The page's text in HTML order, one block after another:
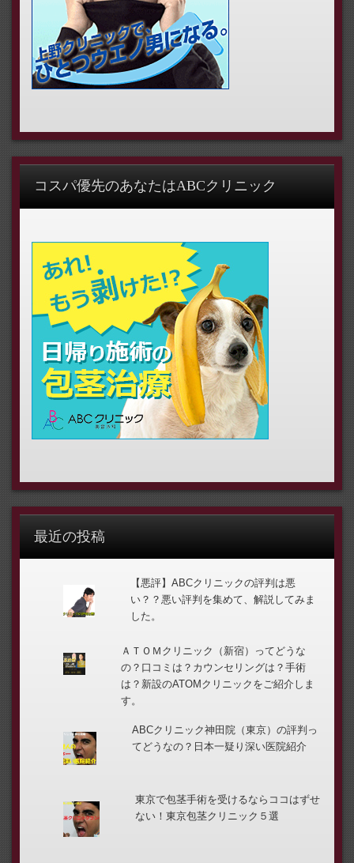
コスパ優先のあなたはABCクリニック
最近の投稿
【悪評】ABCクリニックの評判は悪
い？？悪い評判を集めて、解説してみま
した。
ＡＴＯＭクリニック（新宿）ってどうな
の？口コミは？カウンセリングは？手術
は？新設のATOMクリニックをご紹介しま
す。
ABCクリニック神田院（東京）の評判っ
てどうなの？日本一疑り深い医院紹介
東京で包茎手術を受けるならココはずせ
ない！東京包茎クリニック５選